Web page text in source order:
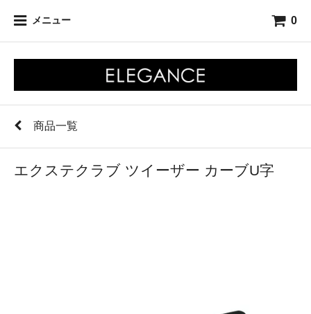
メニュー 0
商品一覧
エクステクラブ ツイーザー カーブU字